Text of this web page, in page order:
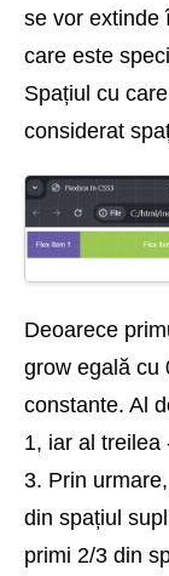
se vor extinde
care este
Spațiul cu
considerat
Deoarece
grow egală cu
constante. Al
1, iar al treilea
3. Prin
din spațiul
primi 2/3 din